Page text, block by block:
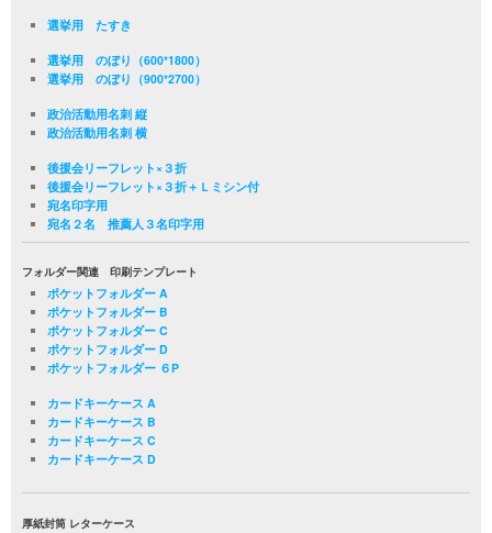
選挙用 たすき
選挙用 のぼり（600*1800）
選挙用 のぼり（900*2700）
政治活動用名刺 縦
政治活動用名刺 横
後援会リーフレット×３折
後援会リーフレット×３折＋Ｌミシン付
宛名印字用
宛名２名 推薦人３名印字用
フォルダー関連 印刷テンプレート
ポケットフォルダー A
ポケットフォルダー B
ポケットフォルダー C
ポケットフォルダー D
ポケットフォルダー ６P
カードキーケース A
カードキーケース B
カードキーケース C
カードキーケース D
厚紙封筒 レターケース